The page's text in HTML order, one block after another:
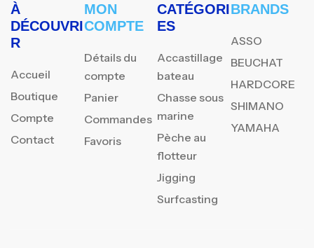
À
DÉCOUVRI
R
Accueil
Boutique
Compte
Contact
MON
COMPTE
Détails du
compte
Panier
Commandes
Favoris
CATÉGORI
ES
Accastillage
bateau
Chasse sous
marine
Pèche au
flotteur
Jigging
Surfcasting
BRANDS
ASSO
BEUCHAT
HARDCORE
SHIMANO
YAMAHA